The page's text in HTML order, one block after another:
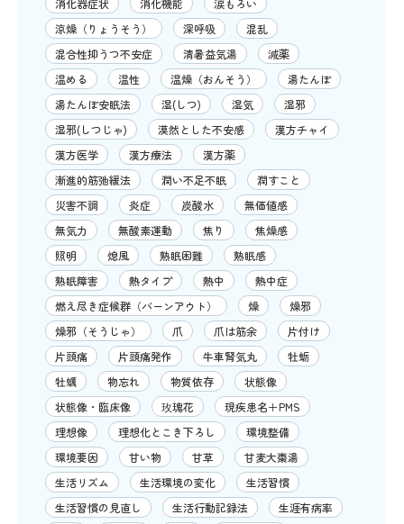
消化器症状 消化機能
涙もろい
涼燥（りょうそう）
深呼吸
混乱
混合性抑うつ不安症
清暑益気湯
減薬
温める
温性 温燥（おんそう）
湯たんぽ
湯たんぽ安眠法
湿(しつ) 湿気
湿邪
湿邪(しつじゃ)
漠然とした不安感
漢方チャイ
漢方医学
漢方療法
漢方薬
漸進的筋弛緩法
潤い不足不眠
潤すこと
災害不調
炎症 炭酸水
無価値感
無気力
無酸素運動 焦り
焦燥感
照明
熄風 熟眠困難
熟眠感
熟眠障害
熱タイプ 熱中
熱中症
燃え尽き症候群（バーンアウト）
燥
燥邪
燥邪（そうじゃ）
爪 爪は筋余
片付け
片頭痛
片頭痛発作 牛車腎気丸
牡蛎
牡蠣
物忘れ 物質依存
状態像
状態像・臨床像
玫瑰花
現疾患名＋PMS
理想像
理想化とこき下ろし
環境整備
環境要因
甘い物 甘草
甘麦大棗湯
生活リズム
生活環境の変化
生活習慣
生活習慣の見直し
生活行動記録法
生涯有病率